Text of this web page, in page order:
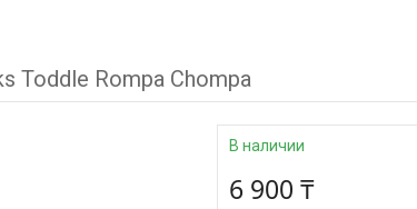
Toddle Rompa Chompa
В наличии
6 900 ₸